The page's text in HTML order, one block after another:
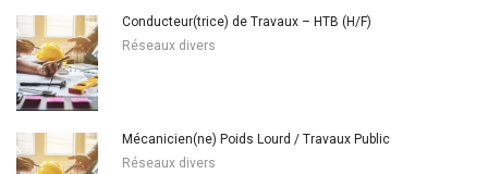
Conducteur(trice) de Travaux – HTB (H/F)
Réseaux divers
Mécanicien(ne) Poids Lourd / Travaux Public
Réseaux divers